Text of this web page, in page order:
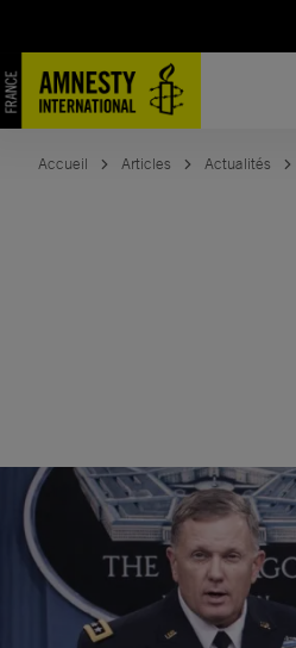
contenu
Accueil Articles Actualités